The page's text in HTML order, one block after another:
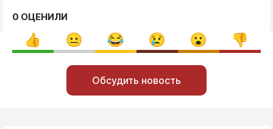
0 ОЦЕНИЛИ
Обсудить новость